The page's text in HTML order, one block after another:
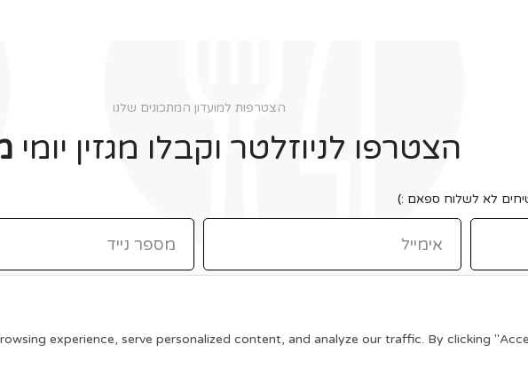
הצטרפות למועדון המתכונים שלנו
הצטרפו לניוזלטר וקבלו מגזין יומי
לא לשלוח ספאם :)
experience, serve personalized content, and analyze our traffic. By clicking